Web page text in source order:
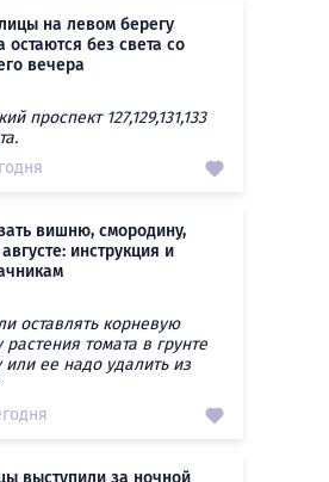
на левом берегу
остаются без света со
вечера
проспект 127,129,131,133
вишню, смородину,
инструкция и
оставлять корневую
растения томата в грунте
или ее надо удалить из
выступили за ночной